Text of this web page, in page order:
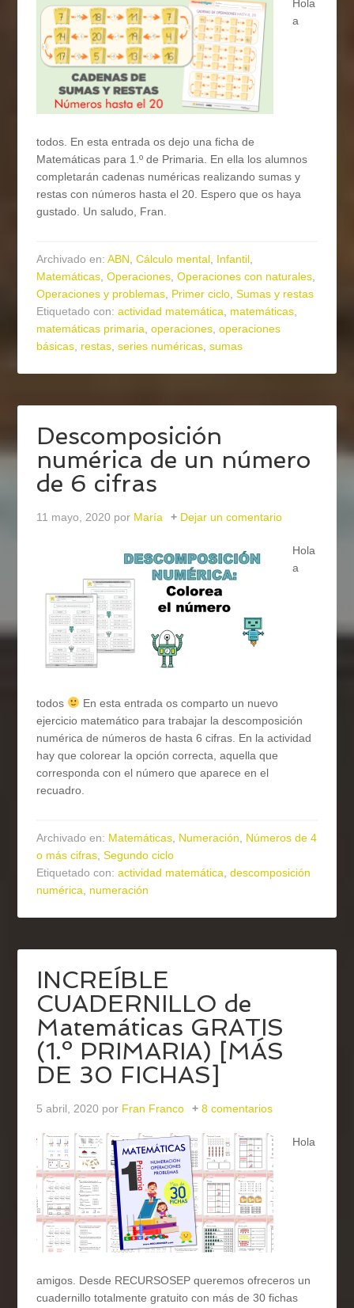
Hola
a
todos. En esta entrada os dejo una ficha de
Matemáticas para 1.º de Primaria. En ella los alumnos
completarán cadenas numéricas realizando sumas y
restas con números hasta el 20. Espero que os haya
gustado. Un saludo, Fran.
Archivado en:ABN ,Cálculo mental Infantil
Matemáticas ,Operaciones ,Operaciones con naturales
Operaciones y problemas Primer ciclo ,Sumas y restas
Etiquetado con:actividad matemática matemáticas
matemáticas primaria ,operaciones ,operaciones
básicas restas ,series numéricas ,sumas
Descomposición
numérica de un número
de 6 cifras
11 mayo, 2020 por María Dejar un comentario
Hola
a
todos
En esta entrada os comparto un nuevo
ejercicio matemático para trabajar la descomposición
numérica de números de hasta 6 cifras. En la actividad
hay que colorear la opción correcta, aquella que
corresponda con el número que aparece en el
recuadro.
Archivado en: Matemáticas Numeración
Números de 4
o más cifras ,Segundo ciclo
Etiquetado con:actividad matemática ,descomposición
numérica
numeración
INCREÍBLE
CUADERNILLO de
Matemáticas GRATIS
(1.º PRIMARIA) [MÁS
DE 30 FICHAS]
5 abril, 2020 por Fran Franco 8 comentarios
Hola
amigos. Desde RECURSOSEP queremos ofreceros un
cuadernillo totalmente gratuito con más de 30 fichas